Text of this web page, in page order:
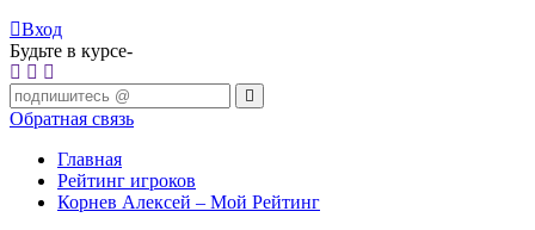
Вход
Будьте в курсе-
Обратная связь
Главная
Рейтинг игроков
Корнев Алексей – Мой Рейтинг